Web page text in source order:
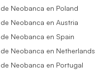
Neobanca en Poland
Neobanca en Austria
Neobanca en Spain
Neobanca en Netherlands
Neobanca en Portugal